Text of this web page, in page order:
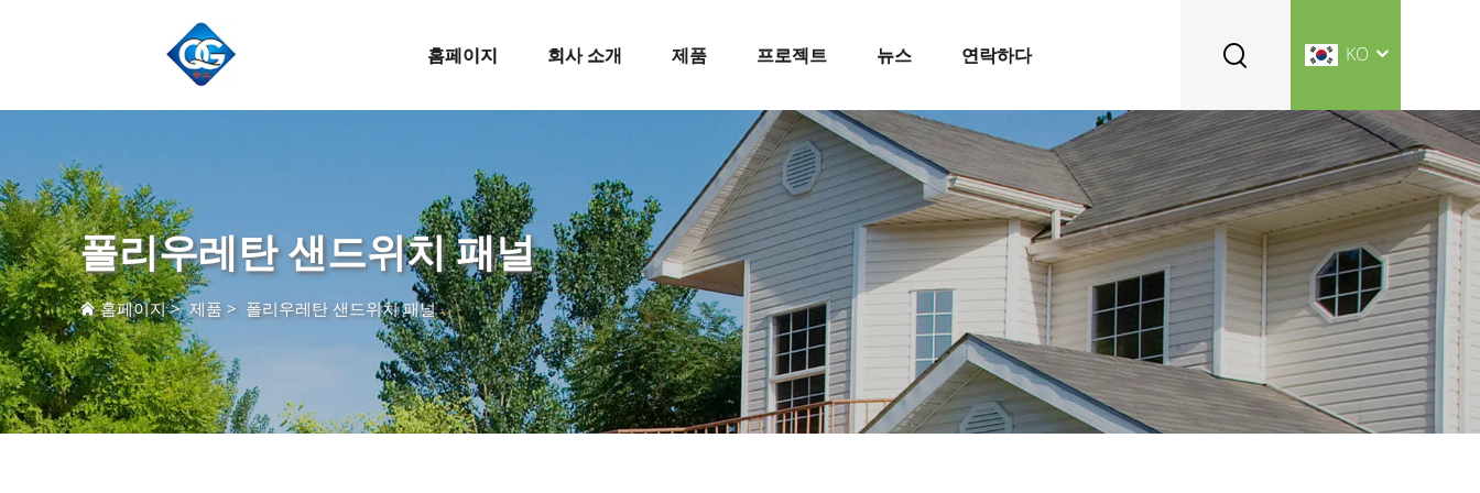
홈페이지 회사 소개 제품 프로젝트 뉴스 연락하다 KO
폴리우레탄 샌드위치 패널
홈페이지>제품 > 폴리우레탄 샌드위치 패널